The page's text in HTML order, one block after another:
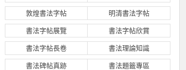
敦煌書法字帖 明清書法字帖
書法字帖展覽 書法字帖欣賞
書法字帖長卷 書法理論知識
書法碑帖真跡 書法題籤專區